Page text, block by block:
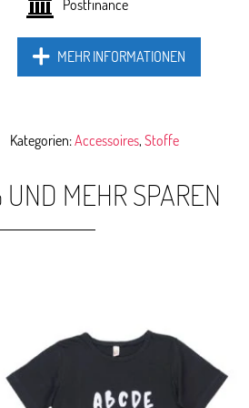
Postfinance
MEHR INFORMATIONEN
Kategorien:Accessoires, Stoffe
MEHR SPAREN